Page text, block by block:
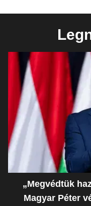
„Megvédtük
Magyar Péter